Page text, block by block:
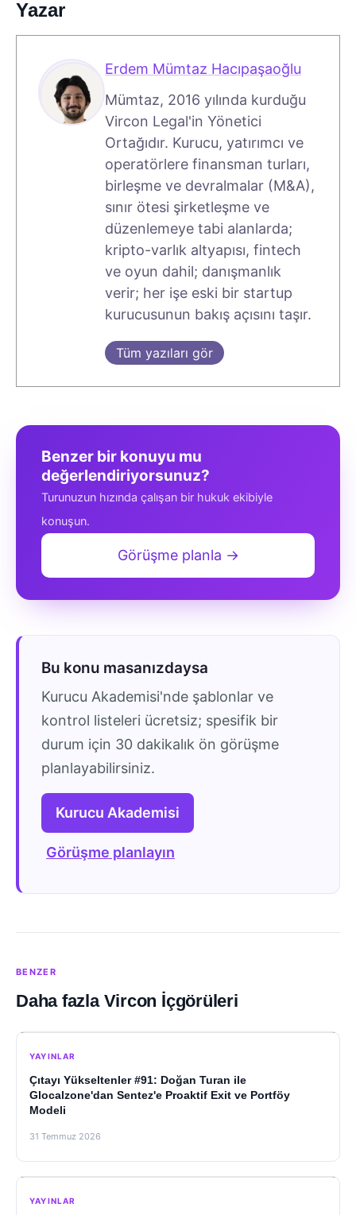
Yazar
Erdem Mümtaz Hacıpaşaoğlu
Mümtaz, 2016 yılında kurduğu
Vircon Legal'in Yönetici
Ortağıdır. Kurucu, yatırımcı ve
operatörlere finansman turları,
birleşme ve devralmalar (M&A),
sınır ötesi şirketleşme ve
düzenlemeye tabi alanlarda;
kripto-varlık altyapısı, fintech
ve oyun dahil; danışmanlık
verir; her işe eski bir startup
kurucusunun bakış açısını taşır.
Tüm yazıları gör
Benzer bir konuyu mu
değerlendiriyorsunuz?
Turunuzun hızında çalışan bir hukuk ekibiyle
konuşun.
Görüşme planla →
Bu konu masanızdaysa
Kurucu Akademisi'nde şablonlar ve
kontrol listeleri ücretsiz; spesifik bir
durum için 30 dakikalık ön görüşme
planlayabilirsiniz.
Kurucu Akademisi
Görüşme planlayın
BENZER
Daha fazla Vircon İçgörüleri
YAYINLAR
Çıtayı Yükseltenler #91: Doğan Turan ile
Glocalzone'dan Sentez'e Proaktif Exit ve Portföy
Modeli
31 Temmuz 2026
YAYINLAR